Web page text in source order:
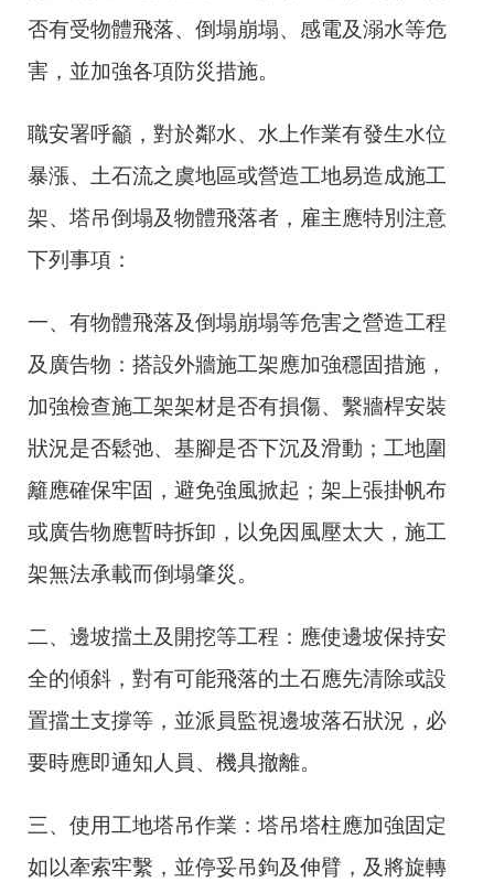
否有受物體飛落、倒塌崩塌、感電及溺水等危
害，並加強各項防災措施。
職安署呼籲，對於鄰水、水上作業有發生水位
暴漲、土石流之虞地區或營造工地易造成施工
架、塔吊倒塌及物體飛落者，雇主應特別注意
下列事項：
一、有物體飛落及倒塌崩塌等危害之營造工程
及廣告物：搭設外牆施工架應加強穩固措施，
加強檢查施工架架材是否有損傷、繫牆桿安裝
狀況是否鬆弛、基腳是否下沉及滑動；工地圍
籬應確保牢固，避免強風掀起；架上張掛帆布
或廣告物應暫時拆卸，以免因風壓太大，施工
架無法承載而倒塌肇災。
二、邊坡擋土及開挖等工程：應使邊坡保持安
全的傾斜，對有可能飛落的土石應先清除或設
置擋土支撐等，並派員監視邊坡落石狀況，必
要時應即通知人員、機具撤離。
三、使用工地塔吊作業：塔吊塔柱應加強固定
如以牽索牢繫，並停妥吊鉤及伸臂，及將旋轉